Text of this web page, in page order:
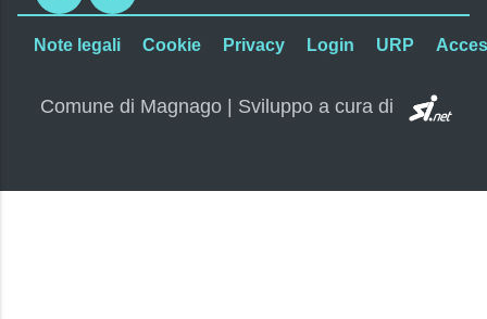
Note legali Cookie Privacy Login URP
Comune di Magnago | Sviluppo a cura di